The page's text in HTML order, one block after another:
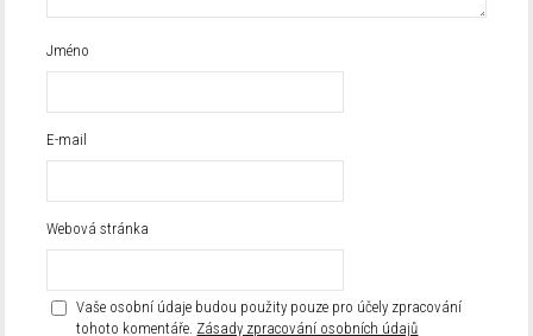
Jméno
E-mail
Webová stránka
Vaše osobní údaje budou použity pouze pro účely zpracování
tohoto komentáře. Zásady zpracování osobních údajů